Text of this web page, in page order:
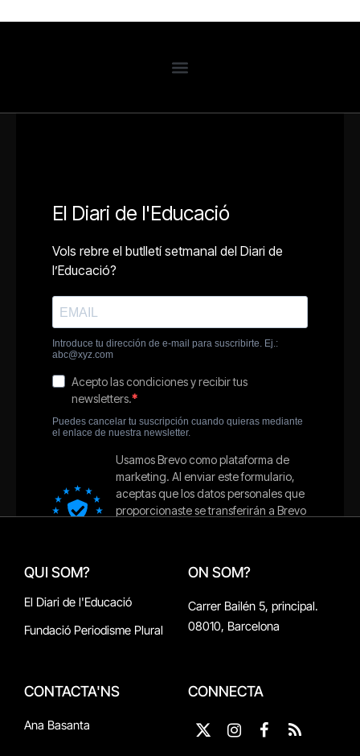
QUI SOM?
El Diari de l'Educació
Fundació Periodisme Plural
ON SOM?
Carrer Bailén 5, principal.
08010, Barcelona
CONTACTA'NS
Ana Basanta
CONNECTA
X
InstagramFacebook
RSS